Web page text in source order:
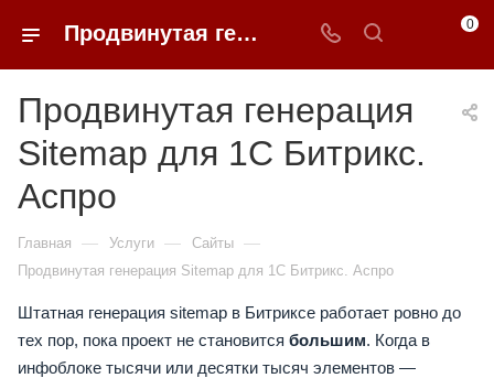
Продвинутая генерация Sitemap для 1С Битрикс. Аспро — заказать в 0FFER 0
Продвинутая генерация
Sitemap для 1С Битрикс.
Аспро
Главная — Услуги — Сайты —
Продвинутая генерация Sitemap для 1С Битрикс. Аспро
Штатная генерация sitemap в Битриксе работает ровно до
тех пор, пока проект не становится большим. Когда в
инфоблоке тысячи или десятки тысяч элементов —